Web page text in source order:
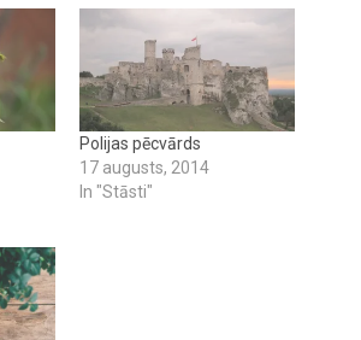
Polijas pēcvārds
17 augusts, 2014
In "Stāsti"